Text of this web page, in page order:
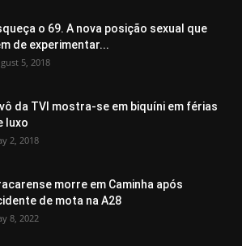
o 69. A nova posição sexual que
de experimentar...
5, 2018
da TVI mostra-se em biquíni em férias
luxo
2, 2018
morre em Caminha após
de mota na A28
8, 2022